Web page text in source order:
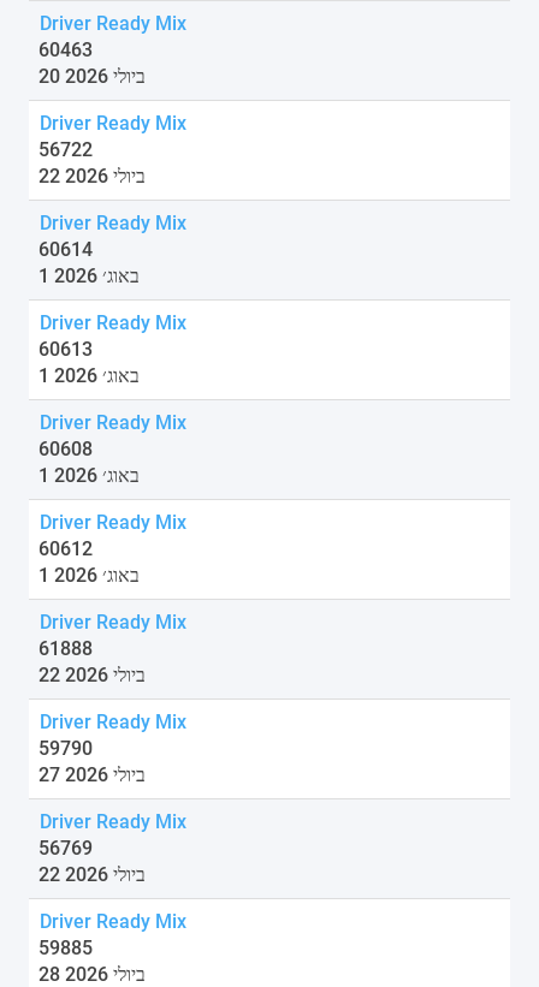
Driver Ready Mix
60463
20 ביולי 2026
Driver Ready Mix
56722
22 ביולי 2026
Driver Ready Mix
60614
1 באוג׳ 2026
Driver Ready Mix
60613
1 באוג׳ 2026
Driver Ready Mix
60608
1 באוג׳ 2026
Driver Ready Mix
60612
1 באוג׳ 2026
Driver Ready Mix
61888
22 ביולי 2026
Driver Ready Mix
59790
27 ביולי 2026
Driver Ready Mix
56769
22 ביולי 2026
Driver Ready Mix
59885
28 ביולי 2026